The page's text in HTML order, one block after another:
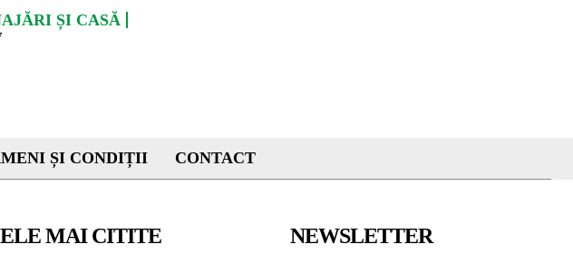
ȘI CASĂ
ȘI CONDIȚII CONTACT
MAI CITITE NEWSLETTER